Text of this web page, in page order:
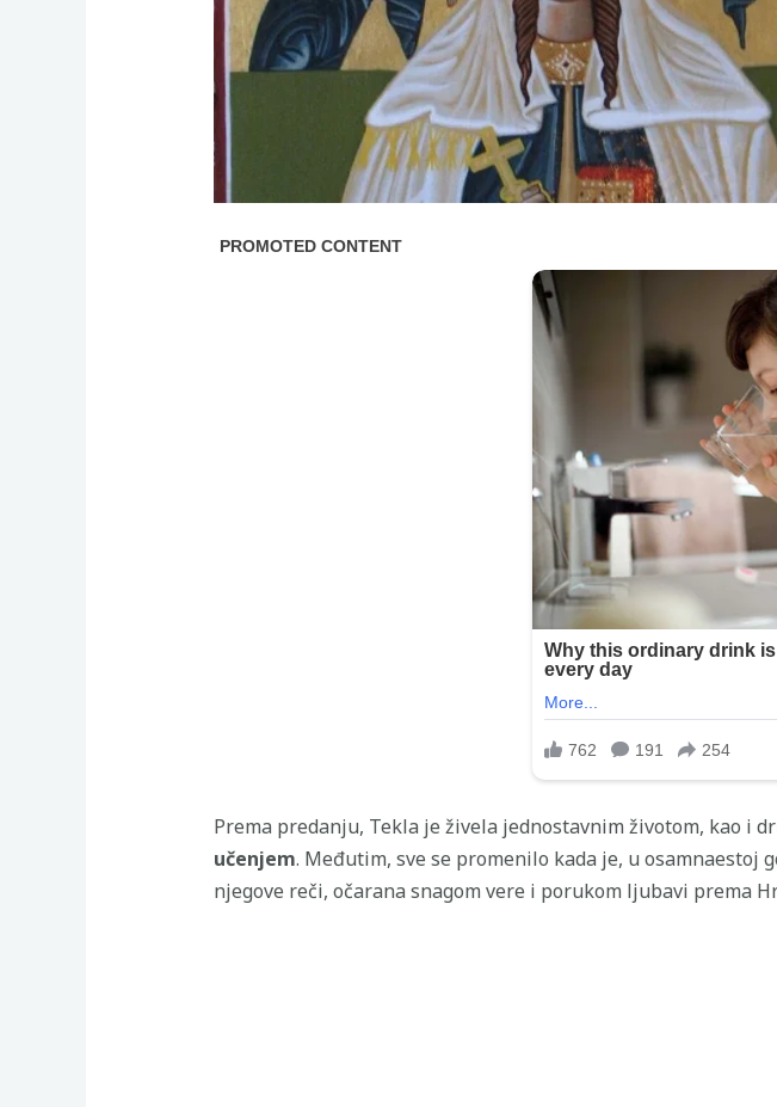
Prema predanju, Tekla je živela jednostavnim životom, kao i
učenjem. Međutim, sve se promenilo kada je, u osamnaestoj
njegove reči, očarana snagom vere i porukom ljubavi prema